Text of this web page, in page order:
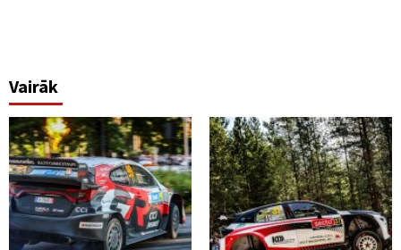
Vairāk